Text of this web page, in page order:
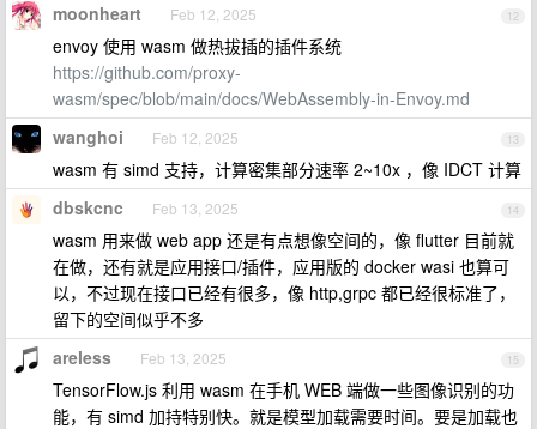
12
moonheart Feb 12, 2025
envoy 使用 wasm 做热拔插的插件系统
https://github.com/proxy-
wasm/spec/blob/main/docs/WebAssembly-in-Envoy.md
13
wanghoi Feb 12, 2025
wasm 有 simd 支持，计算密集部分速率 2~10x ，像 IDCT 计算
14
dbskcnc Feb 13, 2025
wasm 用来做 web app 还是有点想像空间的，像 flutter 目前就
在做，还有就是应用接口/插件，应用版的 docker wasi 也算可
以，不过现在接口已经有很多，像 http,grpc 都已经很标准了，
留下的空间似乎不多
15
areless Feb 13, 2025
TensorFlow.js 利用 wasm 在手机 WEB 端做一些图像识别的功
能，有 simd 加持特别快。就是模型加载需要时间。要是加载也